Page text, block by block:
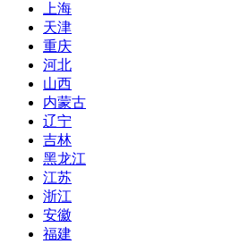
上海
天津
重庆
河北
山西
内蒙古
辽宁
吉林
黑龙江
江苏
浙江
安徽
福建